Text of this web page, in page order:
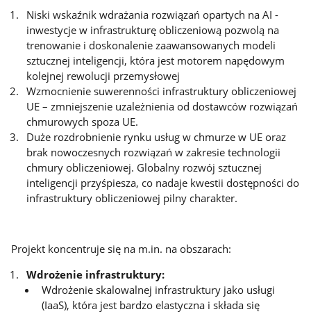
Niski wskaźnik wdrażania rozwiązań opartych na AI -
inwestycje w infrastrukturę obliczeniową pozwolą na
trenowanie i doskonalenie zaawansowanych modeli
sztucznej inteligencji, która jest motorem napędowym
kolejnej rewolucji przemysłowej
Wzmocnienie suwerenności infrastruktury obliczeniowej
UE – zmniejszenie uzależnienia od dostawców rozwiązań
chmurowych spoza UE.
Duże rozdrobnienie rynku usług w chmurze w UE oraz
brak nowoczesnych rozwiązań w zakresie technologii
chmury obliczeniowej. Globalny rozwój sztucznej
inteligencji przyśpiesza, co nadaje kwestii dostępności do
infrastruktury obliczeniowej pilny charakter.
Projekt koncentruje się na m.in. na obszarach:
Wdrożenie infrastruktury:
Wdrożenie skalowalnej infrastruktury jako usługi
(IaaS), która jest bardzo elastyczna i składa się